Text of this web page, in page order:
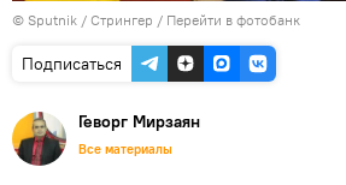
© Sputnik / Стрингер / Перейти в фотобанк
Подписаться
Геворг Мирзаян
Все материалы